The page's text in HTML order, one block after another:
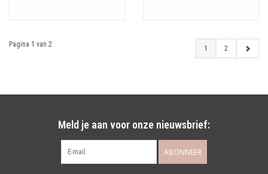
Pagina 1 van 2 1 2
Meld je aan voor onze nieuwsbrief:
ABONNEER